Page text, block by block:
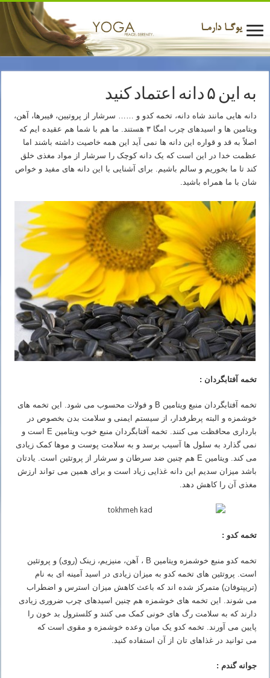
به این ۵ دانه اعتماد کنید
دانه هایی مانند شاه دانه، تخمه کدو و …… سرشار از پروتیین، فیبرها، آهن،
ویتامین ها و اسیدهای چرب امگا ۳ هستند. ما هم با شما هم عقیده ایم که
اصلاً به قد و قواره این دانه ها نمی آید این همه خاصیت داشته باشند اما
عظمت خدا در این است که یک دانه کوچک را سرشار از مواد مغذی خلق
کند تا ما بخوریم و سالم باشیم. برای آشنایی با این دانه های مفید و خواص
شان با ما همراه باشید.
تخمه آفتابگردان :
تخمه آفتابگردان منبع ویتامین B و فولات محسوب می شود. این تخمه های
خوشمزه و البته پرطرفدار، از سیستم ایمنی و سلامت بدن بخصوص در
بارداری محافظت می کنند. تخمه آفتابگردان منبع خوب ویتامین E است و
نمی گذارد به سلول ها آسیب برسد و به سلامت پوست و موها کمک زیادی
می کند. ویتامین E هم چنین ضد سرطان و سرشار از پروتئین است. یادتان
باشد میزان سدیم این دانه غذایی زیاد است و برای همین می تواند ارزش
مغذی آن را کاهش دهد.
تخمه کدو :
تخمه کدو منبع خوشمزه ویتامین B ، آهن، منیزیم، زینک (روی) و پروتئین
است. پروتئین های تخمه کدو به میزان زیادی در اسید آمینه ای به نام
(تریپتوفان) متمرکز شده اند که باعث کاهش میزان استرس و اضطراب
می شوند. این تخمه های خوشمزه هم چنین اسیدهای چرب ضروری زیادی
دارند که به سلامت رگ های خونی کمک می کنند و کلسترول بد خون را
پایین می آورند. تخمه کدو یک میان وعده خوشمزه و مقوی است که
می توانید در غذاهای تان از آن استفاده کنید.
جوانه گندم :